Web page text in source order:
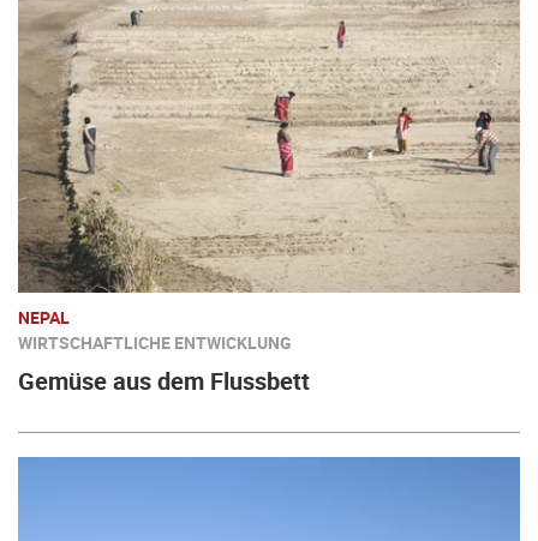
NEPAL
WIRTSCHAFTLICHE ENTWICKLUNG
Gemüse aus dem Flussbett